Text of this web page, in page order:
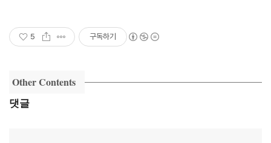
5 구독하기
Other Contents
댓글